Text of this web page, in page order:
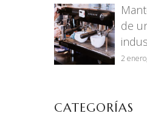
de
2
CATEGORÍAS